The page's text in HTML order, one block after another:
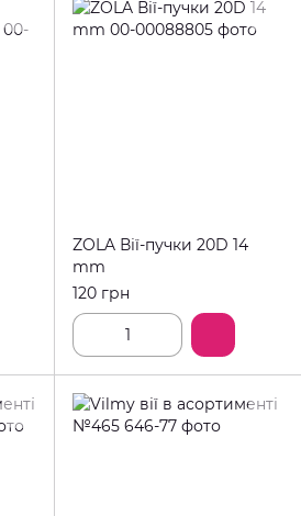
ZOLA Вії-пучки 20D 14
mm
120 грн